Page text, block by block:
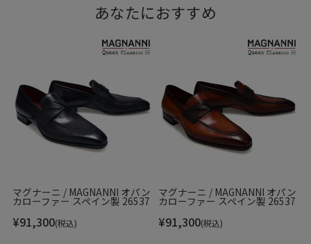
あなたにおすすめ
マグナーニ / MAGNANNI オパン
カローファー スペイン製 26537
¥91,300(税込)
マグナーニ / MAGNANNI オパン
カローファー スペイン製 26537
¥91,300(税込)